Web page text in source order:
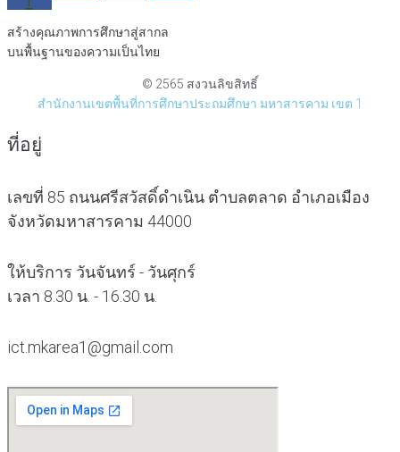
สร้างคุณภาพการศึกษาสู่สากล
บนพื้นฐานของความเป็นไทย
© 2565 สงวนลิขสิทธิ์
สำนักงานเขตพื้นที่การศึกษาประถมศึกษา มหาสารคาม เขต 1
ที่อยู่
เลขที่ 85 ถนนศรีสวัสดิ์ดำเนิน ตำบลตลาด อำเภอเมือง
จังหวัดมหาสารคาม 44000
ให้บริการ วันจันทร์ - วันศุกร์
เวลา 8.30 น. - 16.30 น.
ict.mkarea1@gmail.com